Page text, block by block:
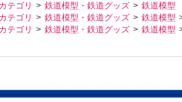
テゴリ 鉄道模型・鉄道グッズ
鉄道模型
テゴリ 鉄道模型・鉄道グッズ 鉄道模型
テゴリ 鉄道模型・鉄道グッズ 鉄道模型